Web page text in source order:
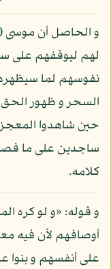
و الحاصل أن موسى
لهم ليوقفهم على
نفوسهم لما
السحر و ظهور الحق
حين شاهدوا
ساجدين على ما
كلامه.
و قوله: «و لو كره
أوصافهم لأن فيه
على أنفسهم و بنوا